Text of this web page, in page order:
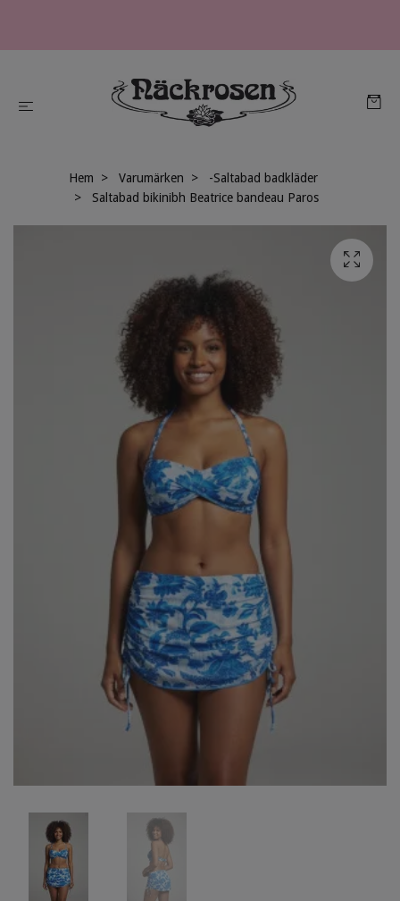
Hem Varumärken
-Saltabad badkläder
Saltabad bikinibh Beatrice bandeau Paros